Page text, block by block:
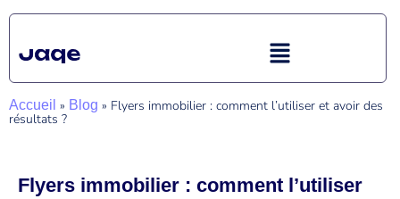
Accueil » Blog » Flyers immobilier : comment l’utiliser et avoir des
résultats ?
Flyers immobilier : comment l’utiliser